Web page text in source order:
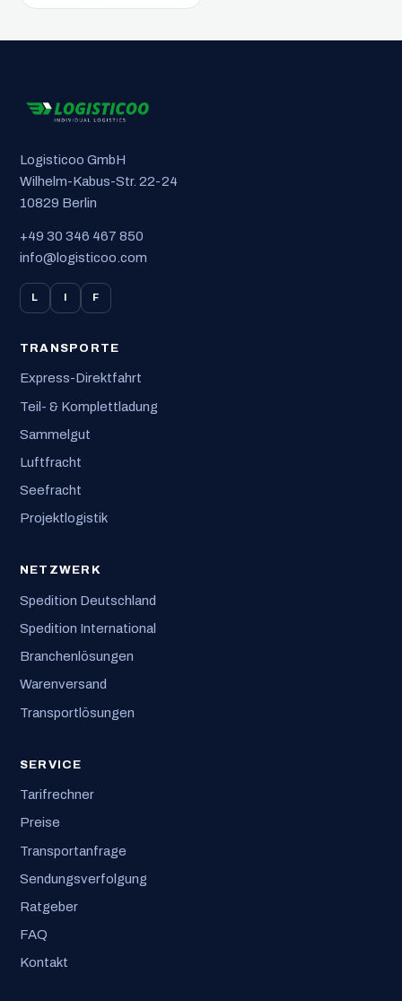
Logisticoo GmbH
Wilhelm-Kabus-Str. 22-24
10829 Berlin
+49 30 346 467 850
info@logisticoo.com
L F
TRANSPORTE
Express-Direktfahrt
Teil- & Komplettladung
Sammelgut
Luftfracht
Seefracht
Projektlogistik
NETZWERK
Spedition Deutschland
Spedition International
Branchenlösungen
Warenversand
Transportlösungen
SERVICE
Tarifrechner
Preise
Transportanfrage
Sendungsverfolgung
Ratgeber
FAQ
Kontakt